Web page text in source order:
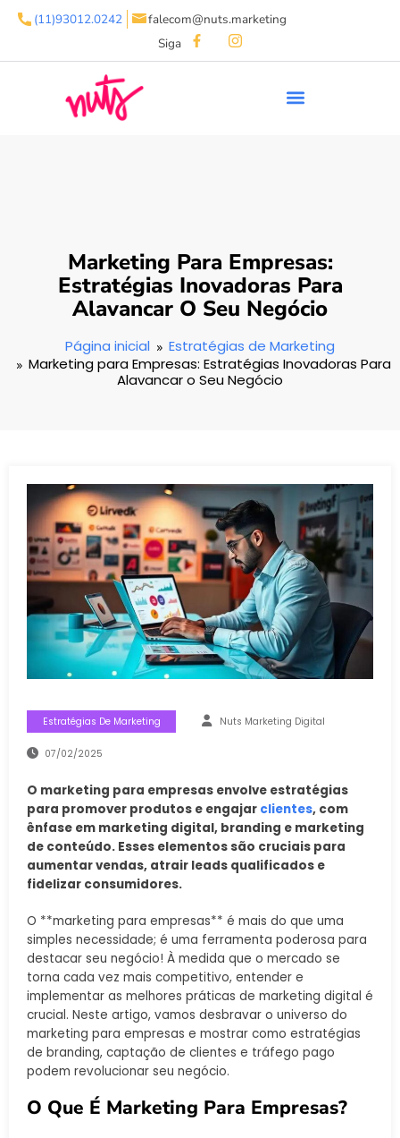
(11)93012.0242
falecom@nuts.marketing
Siga
Marketing Para Empresas:
Estratégias Inovadoras Para
Alavancar O Seu Negócio
Página inicial
Estratégias de Marketing
Marketing para Empresas: Estratégias Inovadoras Para
Alavancar o Seu Negócio
Estratégias De Marketing Nuts Marketing Digital
07/02/2025
O marketing para empresas envolve estratégias
para promover produtos e engajar clientes, com
ênfase em marketing digital, branding e marketing
de conteúdo. Esses elementos são cruciais para
aumentar vendas, atrair leads qualificados e
fidelizar consumidores.
O **marketing para empresas** é mais do que uma
simples necessidade; é uma ferramenta poderosa para
destacar seu negócio! À medida que o mercado se
torna cada vez mais competitivo, entender e
implementar as melhores práticas de marketing digital é
crucial. Neste artigo, vamos desbravar o universo do
marketing para empresas e mostrar como estratégias
de branding, captação de clientes e tráfego pago
podem revolucionar seu negócio.
O Que É Marketing Para Empresas?